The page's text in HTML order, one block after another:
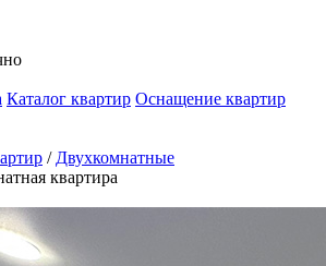
Каталог квартир Оснащение квартир
/ Двухкомнатные
квартира